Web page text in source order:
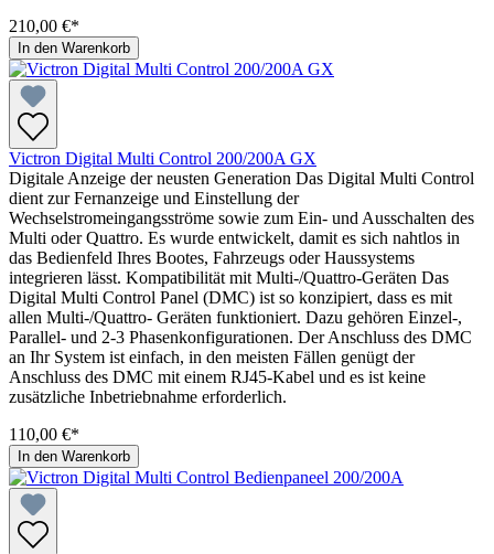
210,00 €*
In den Warenkorb
Victron Digital Multi Control 200/200A GX
Digitale Anzeige der neusten Generation Das Digital Multi Control
dient zur Fernanzeige und Einstellung der
Wechselstromeingangsströme sowie zum Ein- und Ausschalten des
Multi oder Quattro. Es wurde entwickelt, damit es sich nahtlos in
das Bedienfeld Ihres Bootes, Fahrzeugs oder Haussystems
integrieren lässt. Kompatibilität mit Multi-/Quattro-Geräten Das
Digital Multi Control Panel (DMC) ist so konzipiert, dass es mit
allen Multi-/Quattro- Geräten funktioniert. Dazu gehören Einzel-,
Parallel- und 2-3 Phasenkonfigurationen. Der Anschluss des DMC
an Ihr System ist einfach, in den meisten Fällen genügt der
Anschluss des DMC mit einem RJ45-Kabel und es ist keine
zusätzliche Inbetriebnahme erforderlich.
110,00 €*
In den Warenkorb